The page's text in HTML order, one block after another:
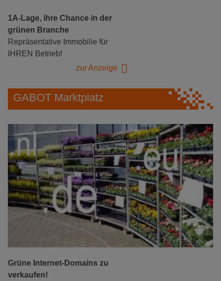
1A-Lage, ihre Chance in der
grünen Branche
Repräsentative Immobilie für
IHREN Betrieb!
zur Anzeige
GABOT Marktplatz
Grüne Internet-Domains zu
verkaufen!